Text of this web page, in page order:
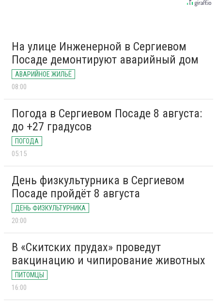
На улице Инженерной в Сергиевом
Посаде демонтируют аварийный дом
АВАРИЙНОЕ ЖИЛЬЁ
08:00
Погода в Сергиевом Посаде 8 августа:
до +27 градусов
ПОГОДА
05:15
День физкультурника в Сергиевом
Посаде пройдёт 8 августа
ДЕНЬ ФИЗКУЛЬТУРНИКА
20:00
В «Скитских прудах» проведут
вакцинацию и чипирование животных
ПИТОМЦЫ
16:00